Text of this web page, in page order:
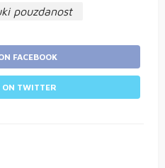
pouzdanost
FACEBOOK
ON TWITTER